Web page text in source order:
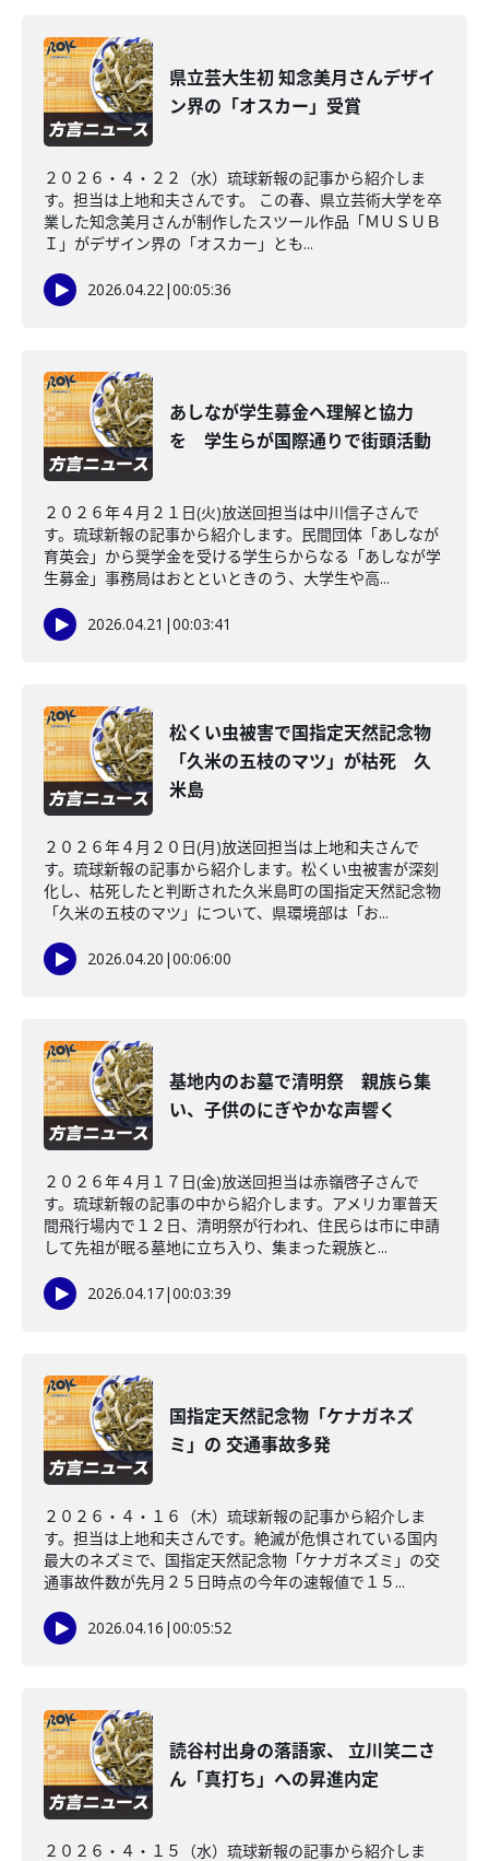
県立芸大生初 知念美月さんデザイ
ン界の「オスカー」受賞
２０２６・４・２２（水）琉球新報の記事から紹介しま
す。担当は上地和夫さんです。 この春、県立芸術大学を卒
業した知念美月さんが制作したスツール作品「ＭＵＳＵＢ
Ｉ」がデザイン界の「オスカー」とも...
2026.04.22|00:05:36
あしなが学生募金へ理解と協力
を 学生らが国際通りで街頭活動
２０２６年４月２１日(火)放送回担当は中川信子さんで
す。琉球新報の記事から紹介します。民間団体「あしなが
育英会」から奨学金を受ける学生らからなる「あしなが学
生募金」事務局はおとといときのう、大学生や高...
2026.04.21 |00:03:41
松くい虫被害で国指定天然記念物
「久米の五枝のマツ」が枯死 久
米島
２０２６年４月２０日(月)放送回担当は上地和夫さんで
す。琉球新報の記事から紹介します。松くい虫被害が深刻
化し、枯死したと判断された久米島町の国指定天然記念物
「久米の五枝のマツ」について、県環境部は「お...
2026.04.20 |00:06:00
基地内のお墓で清明祭 親族ら集
い、子供のにぎやかな声響く
２０２６年４月１７日(金)放送回担当は赤嶺啓子さんで
す。琉球新報の記事の中から紹介します。アメリカ軍普天
間飛行場内で１２日、清明祭が行われ、住民らは市に申請
して先祖が眠る墓地に立ち入り、集まった親族と...
2026.04.17|00:03:39
国指定天然記念物「ケナガネズ
ミ」の 交通事故多発
２０２６・４・１６（木）琉球新報の記事から紹介しま
す。担当は上地和夫さんです。絶滅が危惧されている国内
最大のネズミで、国指定天然記念物「ケナガネズミ」の交
通事故件数が先月２５日時点の今年の速報値で１５...
2026.04.16 |00:05:52
読谷村出身の落語家、 立川笑二さ
ん「真打ち」への昇進内定
２０２６・４・１５（水）琉球新報の記事から紹介しま